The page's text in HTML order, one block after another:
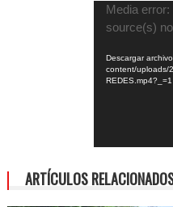
Reproductor
Media
source(s)
Descargar
content/uploads/
REDES.mp4?_=1
ARTÍCULOS